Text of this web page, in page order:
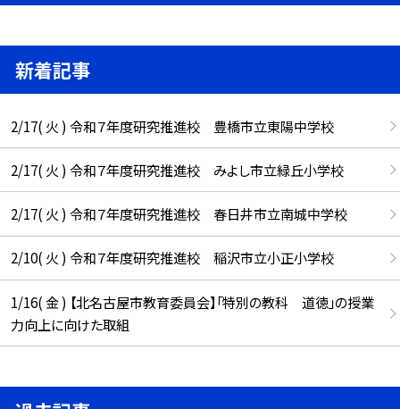
新着記事
2/17( 火 ) 令和７年度研究推進校 豊橋市立東陽中学校
2/17( 火 ) 令和７年度研究推進校 みよし市立緑丘小学校
2/17( 火 ) 令和７年度研究推進校 春日井市立南城中学校
2/10( 火 ) 令和７年度研究推進校 稲沢市立小正小学校
1/16( 金 ) 【北名古屋市教育委員会】「特別の教科 道徳」の授業
力向上に向けた取組